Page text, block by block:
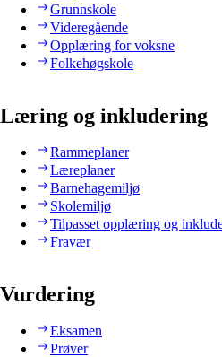
Grunnskole
Videregående
Opplæring for voksne
Folkehøgskole
Læring og inkludering
Rammeplaner
Læreplaner
Barnehagemiljø
Skolemiljø
Tilpasset opplæring og
Fravær
Vurdering
Eksamen
Prøver